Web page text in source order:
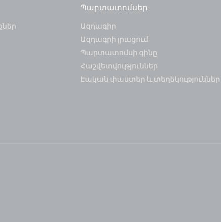
Պարտատոմսեր
Ազդագիր
Ազդագրի լրացում
Պարտատոմսի գինը
Հաշվետվություններ
Էական փաստեր և տեղեկություններ